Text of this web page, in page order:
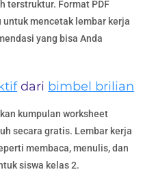
terstruktur. Format PDF
mencetak lembar kerja
yang bisa Anda
dari bimbel brilian
kumpulan worksheet
secara gratis. Lembar kerja
membaca, menulis, dan
siswa kelas 2.